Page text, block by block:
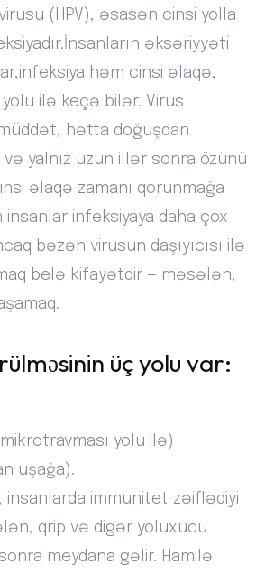
(HPV), əsasən cinsi yolla
əksəriyyəti
həm cinsi əlaqə,
ilə keçə bilər. Virus
hətta doğuşdan
yalnız uzun illər sonra özünü
əlaqə zamanı qorunmağa
infeksiyaya daha çox
bəzən virusun daşıyıcısı ilə
belə kifayətdir — məsələn,
üç yolu var:
yolu ilə)
uşağa).
insanlarda immunitet zəiflədiyi
qrip və digər yoluxucu
meydana gəlir. Hamilə